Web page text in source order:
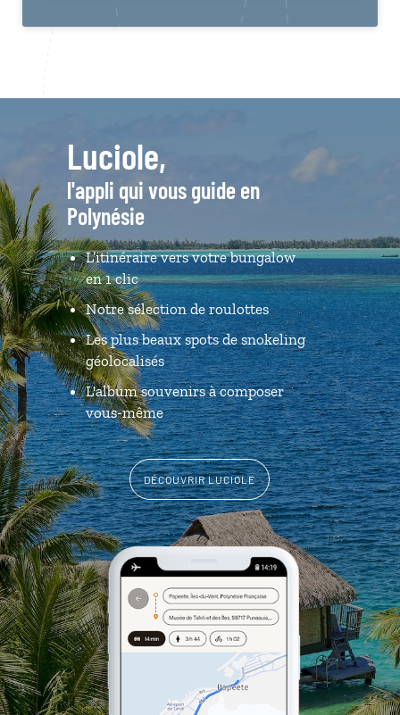
Luciole,
l'appli qui vous guide en
Polynésie
L’itinéraire vers votre bungalow
en 1 clic
Notre sélection de roulottes
Les plus beaux spots de snokeling
géolocalisés
L'album souvenirs à composer
vous-même
DÉCOUVRIR LUCIOLE